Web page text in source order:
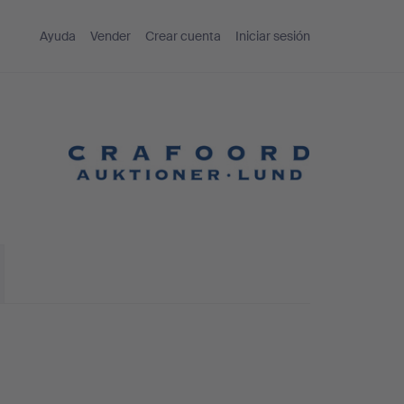
Ayuda Vender Crear cuenta Iniciar sesión